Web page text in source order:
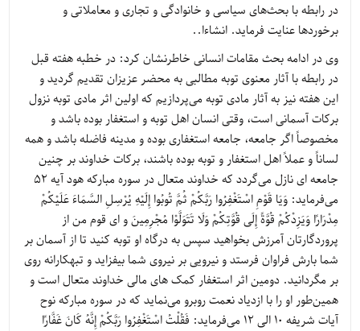
در رابطه با بحث‌های سیاسی و خانوادگی و تجاری و معاملاتی و
برخوردها عنایت فرماید. انشاءا..
وی در ادامه بحث مقامات انسانی خاطرنشان کرد: در خطبه هفته قبل
در رابطه با آثار معنوی توبه مطالبی به محضر عزیزان تقدیم گردید و
این هفته نیز به آثار مادی توبه می‌پردازیم که اولین اثر مادی توبه نزول
برکات آسمانی است، وقتی انسان اهل توبه و استغفار بوده باشد و
مخصوصاً اگر جامعه، جامعه استغفاری بوده و مدینه فاضله باشد و همه
لساناً و عملاً اهل استغفار و توبه بوده باشند، برکات خداوند بر چنین
جامعه ای نازل می‌گردد که خداوند متعال در سوره مبارکه هود آیه 52
می‌فرماید: وَيَا قَوْمِ اسْتَغْفِرُوا رَبَّكُمْ ثُمَّ تُوبُوا إِلَيْهِ يُرْسِلِ السَّمَاءَ عَلَيْكُمْ
مِدْرَارًا وَيَزِدْكُمْ قُوَّةً إِلَى قُوَّتِكُمْ وَلَا تَتَوَلَّوْا مُجْرِمِينَ و اى قوم من از
پروردگارتان آمرزش بخواهيد سپس به درگاه او توبه كنيد تا از آسمان بر
شما بارش فراوان فرستد و نيرويى بر نيروى شما بيفزايد و تبهكارانه روى
بر مگردانيد. دومین اثر استغفار کمک های مالی خداوند متعال است و
همین‌طور او را با ازدیاد نعمت روبرو می‌نماید که در سوره مبارکه نوح
آیات شریفه 10 الی 12 می‌فرماید: فَقُلْتُ اسْتَغْفِرُوا رَبَّكُمْ إِنَّهُ كَانَ غَفَّارًا